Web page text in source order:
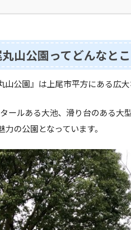
山公園ってどんなと
山公園』は上尾市平方にある広
ールある大池、滑り台のある大
力の公園となっています。